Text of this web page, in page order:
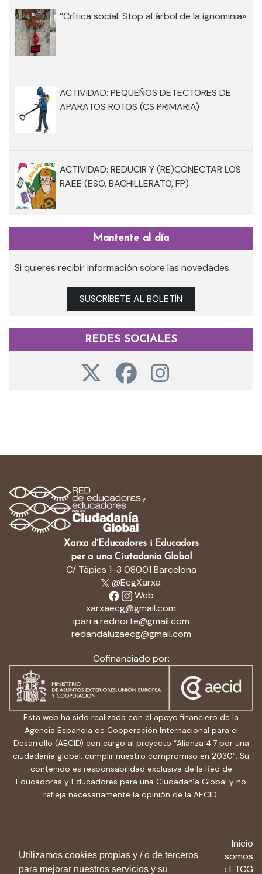
Utilizamos cookies propias y / o de terceros
para mejorar nuestros servicios y su
“Crítica social: Stop al árbol de la ignominia»
ACTIVIDAD: PEQUEÑOS DETECTORES DE
APARATOS ROTOS (CS PRIMARIA)
ACTIVIDAD: REDUCIR Y (RE)CONECTAR LOS
RAEE (ESO, BACHILLERATO, FP)
Mantente al día
Si quieres recibir información sobre las novedades.
SUSCRÍBETE AL BOLETÍN
REDES SOCIALES
Xarxa d’Educadores i Educadors
per a una Ciutadania Global
C/ Tàpies 1-3 08001 Barcelona
@EcgXarxa
Web
xarxaecg@gmail.com
iparra.rednorte@gmail.com
redandaluzaecg@gmail.com
Cofinanciado por:
Esta web ha sido realizada con el apoyo financiero de la
Agencia Española de Cooperación Internacional para el
Desarrollo (AECID) con cargo al proyecto “Alianza 4.7 por una
ciudadanía global: cumplir nuestro compromiso en 2030”. Su
contenido es responsabilidad exclusiva de la Red de
Educadoras y Educadores para una Ciudadanía Global y no
refleja necesariamente la opinión de la AECID.
Inicio
Quiénes somos
Recursos ETCG